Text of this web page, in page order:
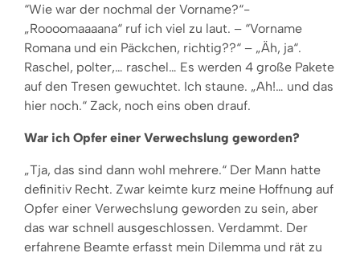
“Wie war der nochmal der Vorname?“-
„Roooomaaaana“ ruf ich viel zu laut. – “Vorname
Romana und ein Päckchen, richtig??“ – „Äh, ja“.
Raschel, polter,… raschel… Es werden 4 große Pakete
auf den Tresen gewuchtet. Ich staune. „Ah!… und das
hier noch.“ Zack, noch eins oben drauf.
War ich Opfer einer Verwechslung geworden?
„Tja, das sind dann wohl mehrere.“ Der Mann hatte
definitiv Recht. Zwar keimte kurz meine Hoffnung auf
Opfer einer Verwechslung geworden zu sein, aber
das war schnell ausgeschlossen. Verdammt. Der
erfahrene Beamte erfasst mein Dilemma und rät zu